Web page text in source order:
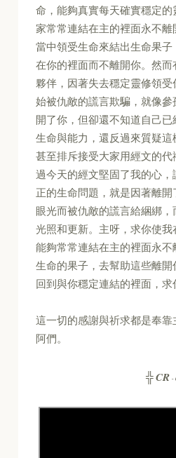
命，能夠真實每天確實穩定
家常常連結在主的裡面永不
當中領受生命來結出生命果
在你的裡面而不離開你。然
夥伴，因著失去穩定靈修領
始被仇敵的謊言欺騙，就像
開了你，但卻還不知道自己
生命與能力，還反過來質疑這
甚至排斥接受大家用經文的
過今天的經文堅固了我的心
正的生命問題，就是因著離
眼光而被仇敵的謊言給綑綁
光照和更新。主呀，求你使我
能夠常常連結在主的裡面永
生命的果子，去幫助這些離
回到與你穩定連結的裡面，求
這一切的感謝與祈求都是奉靠
阿們。
╬CR -